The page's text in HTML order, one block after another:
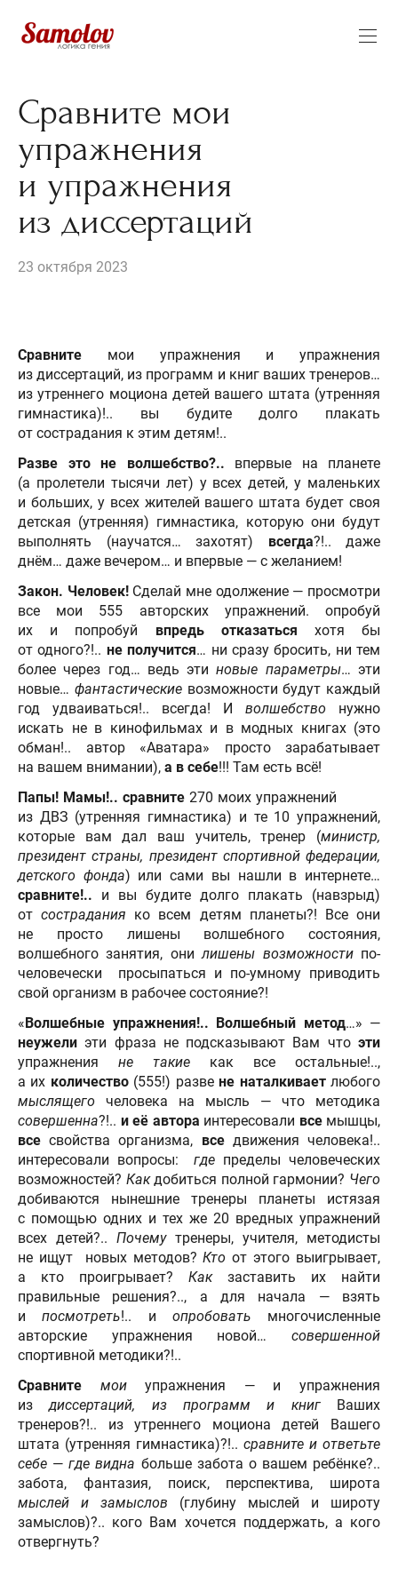
Сравните мои
упражнения
и упражнения
из диссертаций
23 октября 2023
Сравните мои упражнения и упражнения
из диссертаций, из программ и книг ваших тренеров…
из утреннего моциона детей вашего штата (утренняя
гимнастика)!.. вы будите долго плакать
от сострадания к этим детям!..
Разве это не волшебство?.. впервые на планете
(а пролетели тысячи лет) у всех детей, у маленьких
и больших, у всех жителей вашего штата будет своя
детская (утренняя) гимнастика, которую они будут
выполнять (научатся… захотят) всегда?!.. даже
днём… даже вечером… и впервые — с желанием!
Закон. Человек!Сделай мне одолжение — просмотри
все мои 555 авторских упражнений. опробуй
их и попробуй впредь отказаться хотя бы
от одного?!.. не получится… ни сразу бросить, ни тем
более через год… ведь этиновые параметры… эти
новые… фантастическиевозможности будут каждый
год удваиваться!.. всегда! И волшебство нужно
искать не в кинофильмах и в модных книгах (это
обман!.. автор «Аватара» просто зарабатывает
на вашем внимании), а в себе!!! Там есть всё!
Папы! Мамы!.. сравните 270 моих упражнений
из ДВЗ (утренняя гимнастика) и те 10 упражнений,
которые вам дал ваш учитель, тренер (министр,
президент страны, президент спортивной федерации,
детского фонда) или сами вы нашли в интернете…
сравните!.. и вы будите долго плакать (навзрыд)
отсострадания ко всем детям планеты?! Все они
не просто лишены волшебного состояния,
волшебного занятия, онилишены возможностипо-
человечески просыпаться и по-умному приводить
свой организм в рабочее состояние?!
«Волшебные упражнения!.. Волшебный метод…» —
неужели эти фраза не подсказывают Вам что эти
упражнения не такие как все остальные!..,
а их количество(555!) развене наталкиваетлюбого
мыслящего человека на мысль — что методика
совершенна?!.. и её автора интересовали всемышцы,
все свойства организма, вседвижения человека!..
интересовали вопросы:где пределы человеческих
возможностей? Какдобиться полной гармонии? Чего
добиваются нынешние тренеры планеты истязая
с помощью одних и тех же 20 вредных упражнений
всех детей?.. Почемутренеры, учителя, методисты
не ищут новых методов?Кто от этого выигрывает,
а кто проигрывает? Какзаставить их найти
правильные решения?.., а для начала — взять
ипосмотреть!.. и опробовать многочисленные
авторские упражнения новой… совершенной
спортивной методики?!..
Сравните
моиупражнения — и упражнения
издиссертаций, из программ и книгВаших
тренеров?!.. из утреннего моциона детей Вашего
штата (утренняя гимнастика)?!.. сравните и ответьте
себе —где видна больше забота о вашем ребёнке?..
забота, фантазия, поиск, перспектива, широта
мыслей и замыслов (глубину мыслей и широту
замыслов)?.. кого Вам хочется поддержать, а кого
отвергнуть?